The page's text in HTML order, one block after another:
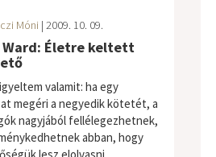
Móni | 2009. 10. 09.
Ward: Életre keltett
valamit: ha egy
megéri a negyedik kötetét, a
nagyjából fellélegezhetnek,
abban, hogy